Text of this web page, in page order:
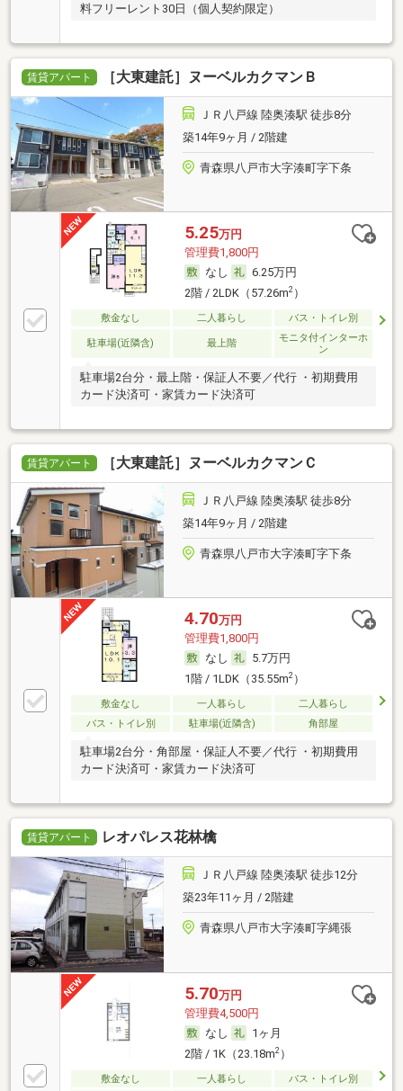
料フリーレント30日（個人契約限定）
賃貸アパート ［大東建託］ヌーベルカクマンＢ
ＪＲ八戸線 陸奥湊駅 徒歩8分
築14年9ヶ月 / 2階建
青森県八戸市大字湊町字下条
5.25万円
管理費1,800円
なし
6.25万円
2階 / 2LDK（57.26m2）
敷金なし 二人暮らし バス・トイレ別
駐車場(近隣含) 最上階
モニタ付インターホ
ン
駐車場2台分・最上階・保証人不要／代行 ・初期費用
カード決済可・家賃カード決済可
賃貸アパート ［大東建託］ヌーベルカクマンＣ
ＪＲ八戸線 陸奥湊駅 徒歩8分
築14年9ヶ月 / 2階建
青森県八戸市大字湊町字下条
4.70万円
管理費1,800円
なし
5.7万円
1階 / 1LDK（35.55m2）
敷金なし 一人暮らし
二人暮らし
バス・トイレ別
駐車場(近隣含) 角部屋
駐車場2台分・角部屋・保証人不要／代行 ・初期費用
カード決済可・家賃カード決済可
賃貸アパート レオパレス花林檎
ＪＲ八戸線 陸奥湊駅 徒歩12分
築23年11ヶ月 / 2階建
青森県八戸市大字湊町字縄張
5.70万円
管理費4,500円
なし
1ヶ月
2階 / 1K（23.18m2）
敷金なし 一人暮らし
バス・トイレ別